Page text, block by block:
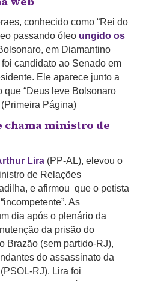
conhecido como “Rei do
passando óleo ungido os
em Diamantino
candidato ao Senado em
Ele aparece junto a
“Deus leve Bolsonaro
Página)
ministro de
Lira (PP-AL), elevou o
de Relações
e afirmou que o petista
As
dia após o plenário da
da prisão do
Brazão (sem partido-RJ),
do assassinato da
RJ). Lira foi